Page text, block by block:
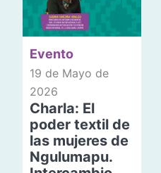
Evento
19 de Mayo de
2026
Charla: El
poder textil de
las mujeres de
Ngulumapu.